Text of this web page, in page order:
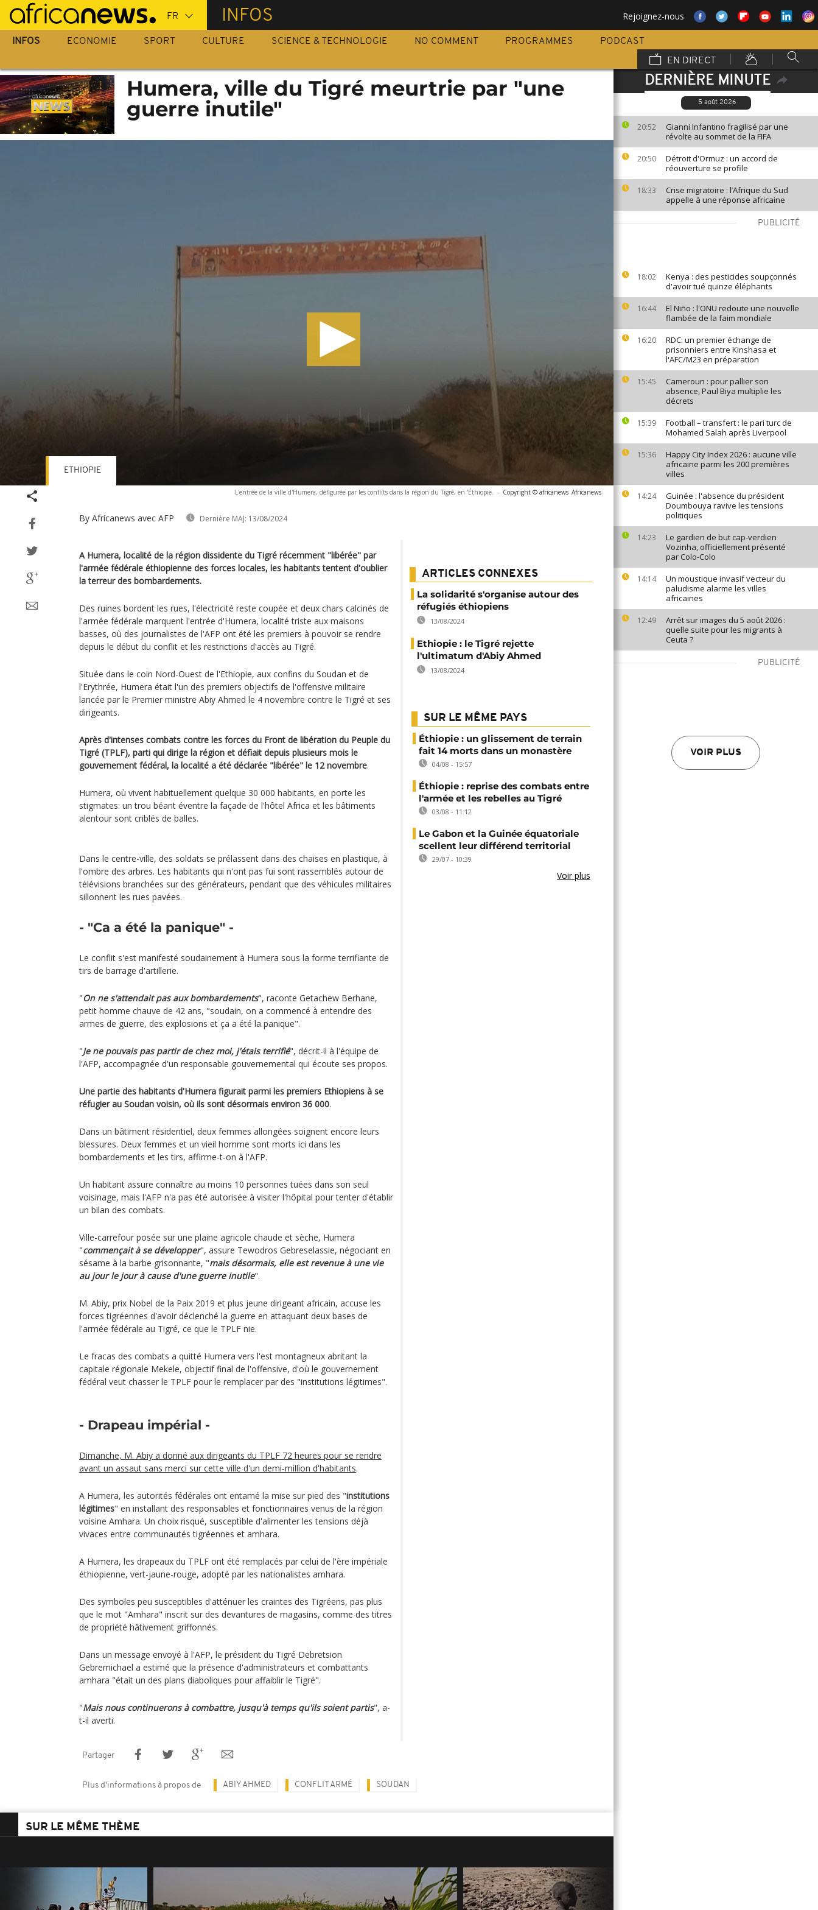
Passer
au
contenu
INFOS Rejoignez-nous
INFOS ECONOMIE SPORT CULTURE SCIENCE & TECHNOLOGIE NO COMMENT PROGRAMMES
PODCAST
EN DIRECT
DERNIÈRE MINUTE
5 août 2026
20:52
Gianni Infantino fragilisé par une
révolte au sommet de la FIFA
20:50
Détroit d'Ormuz : un accord de
réouverture se profile
18:33
Crise migratoire : l’Afrique du Sud
appelle à une réponse africaine
PUBLICITÉ
18:02
Kenya : des pesticides soupçonnés
d'avoir tué quinze éléphants
16:44
El Niño : l'ONU redoute une nouvelle
flambée de la faim mondiale
16:20
RDC: un premier échange de
prisonniers entre Kinshasa et
l'AFC/M23 en préparation
15:45
Cameroun : pour pallier son
absence, Paul Biya multiplie les
décrets
15:39
Football – transfert : le pari turc de
Mohamed Salah après Liverpool
15:36
Happy City Index 2026 : aucune ville
africaine parmi les 200 premières
villes
14:24
Guinée : l'absence du président
Doumbouya ravive les tensions
politiques
14:23
Le gardien de but cap-verdien
Vozinha, officiellement présenté
par Colo-Colo
14:14
Un moustique invasif vecteur du
paludisme alarme les villes
africaines
12:49
Arrêt sur images du 5 août 2026 :
quelle suite pour les migrants à
Ceuta ?
PUBLICITÉ
VOIR PLUS
Humera, ville du Tigré meurtrie par "une
guerre inutile"
L'entrée de la ville d'Humera, défigurée par les conflits dans la région du Tigré, en 'Éthiopie. - Copyright © africanews Africanews
By Africanews avec AFP Dernière MAJ: 13/08/2024
ETHIOPIE
A Humera, localité de la région dissidente du Tigré récemment "libérée" par
l'armée fédérale éthiopienne des forces locales, les habitants tentent d'oublier
la terreur des bombardements.
Des ruines bordent les rues, l'électricité reste coupée et deux chars calcinés de
l'armée fédérale marquent l'entrée d'Humera, localité triste aux maisons
basses, où des journalistes de l'AFP ont été les premiers à pouvoir se rendre
depuis le début du conflit et les restrictions d'accès au Tigré.
Située dans le coin Nord-Ouest de l'Ethiopie, aux confins du Soudan et de
l'Erythrée, Humera était l'un des premiers objectifs de l'offensive militaire
lancée par le Premier ministre Abiy Ahmed le 4 novembre contre le Tigré et ses
dirigeants.
Après d'intenses combats contre les forces du Front de libération du Peuple du
Tigré (TPLF), parti qui dirige la région et défiait depuis plusieurs mois le
gouvernement fédéral, la localité a été déclarée "libérée" le 12 novembre.
Humera, où vivent habituellement quelque 30 000 habitants, en porte les
stigmates: un trou béant éventre la façade de l'hôtel Africa et les bâtiments
alentour sont criblés de balles.
Dans le centre-ville, des soldats se prélassent dans des chaises en plastique, à
l'ombre des arbres. Les habitants qui n'ont pas fui sont rassemblés autour de
télévisions branchées sur des générateurs, pendant que des véhicules militaires
sillonnent les rues pavées.
- "Ca a été la panique" -
Le conflit s'est manifesté soudainement à Humera sous la forme terrifiante de
tirs de barrage d'artillerie.
"On ne s'attendait pas aux bombardements", raconte Getachew Berhane,
petit homme chauve de 42 ans, "soudain, on a commencé à entendre des
armes de guerre, des explosions et ça a été la panique".
"Je ne pouvais pas partir de chez moi, j'étais terrifié", décrit-il à l'équipe de
l'AFP, accompagnée d'un responsable gouvernemental qui écoute ses propos.
Une partie des habitants d'Humera figurait parmi les premiers Ethiopiens à se
réfugier au Soudan voisin, où ils sont désormais environ 36 000.
Dans un bâtiment résidentiel, deux femmes allongées soignent encore leurs
blessures. Deux femmes et un vieil homme sont morts ici dans les
bombardements et les tirs, affirme-t-on à l'AFP.
Un habitant assure connaître au moins 10 personnes tuées dans son seul
voisinage, mais l'AFP n'a pas été autorisée à visiter l'hôpital pour tenter d'établir
un bilan des combats.
Ville-carrefour posée sur une plaine agricole chaude et sèche, Humera
"commençait à se développer", assure Tewodros Gebreselassie, négociant en
sésame à la barbe grisonnante, "mais désormais, elle est revenue à une vie
au jour le jour à cause d'une guerre inutile".
M. Abiy, prix Nobel de la Paix 2019 et plus jeune dirigeant africain, accuse les
forces tigréennes d'avoir déclenché la guerre en attaquant deux bases de
l'armée fédérale au Tigré, ce que le TPLF nie.
Le fracas des combats a quitté Humera vers l'est montagneux abritant la
capitale régionale Mekele, objectif final de l'offensive, d'où le gouvernement
fédéral veut chasser le TPLF pour le remplacer par des "institutions légitimes".
- Drapeau impérial -
Dimanche, M. Abiy a donné aux dirigeants du TPLF 72 heures pour se rendre
avant un assaut sans merci sur cette ville d'un demi-million d'habitants.
A Humera, les autorités fédérales ont entamé la mise sur pied des "institutions
légitimes" en installant des responsables et fonctionnaires venus de la région
voisine Amhara. Un choix risqué, susceptible d'alimenter les tensions déjà
vivaces entre communautés tigréennes et amhara.
A Humera, les drapeaux du TPLF ont été remplacés par celui de l'ère impériale
éthiopienne, vert-jaune-rouge, adopté par les nationalistes amhara.
Des symboles peu susceptibles d'atténuer les craintes des Tigréens, pas plus
que le mot "Amhara" inscrit sur des devantures de magasins, comme des titres
de propriété hâtivement griffonnés.
Dans un message envoyé à l'AFP, le président du Tigré Debretsion
Gebremichael a estimé que la présence d'administrateurs et combattants
amhara "était un des plans diaboliques pour affaiblir le Tigré".
"Mais nous continuerons à combattre, jusqu'à temps qu'ils soient partis", a-
t-il averti.
ARTICLES CONNEXES
La solidarité s'organise autour des
réfugiés éthiopiens
13/08/2024
Ethiopie : le Tigré rejette
l'ultimatum d'Abiy Ahmed
13/08/2024
SUR LE MÊME PAYS
Éthiopie : un glissement de terrain
fait 14 morts dans un monastère
04/08 - 15:57
Éthiopie : reprise des combats entre
l'armée et les rebelles au Tigré
03/08 - 11:12
Le Gabon et la Guinée équatoriale
scellent leur différend territorial
29/07 - 10:39
Voir plus
Partager
Plus d'informations à propos de ABIY AHMED CONFLIT ARMÉ SOUDAN
SUR LE MÊME THÈME